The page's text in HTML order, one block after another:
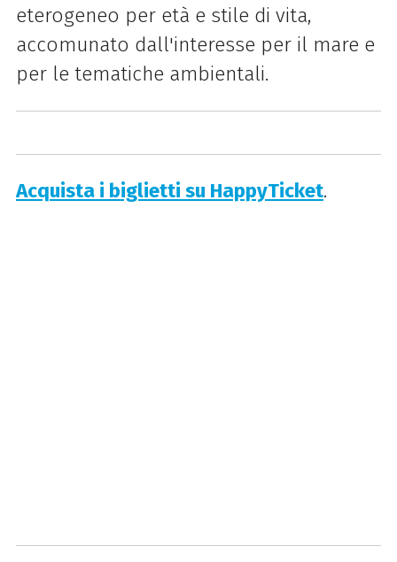
eterogeneo per età e stile di vita,
accomunato dall'interesse per il mare e
per le tematiche ambientali.
Acquista i biglietti su HappyTicket.